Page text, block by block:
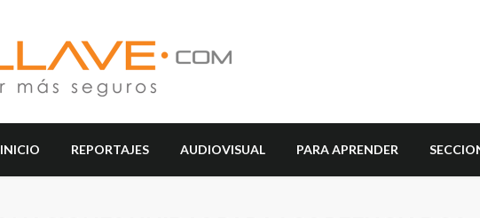
INICIO REPORTAJES AUDIOVISUAL PARA APRENDER